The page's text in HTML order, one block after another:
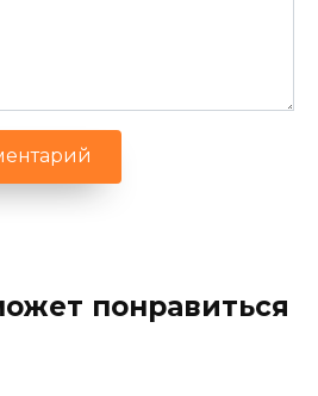
понравиться